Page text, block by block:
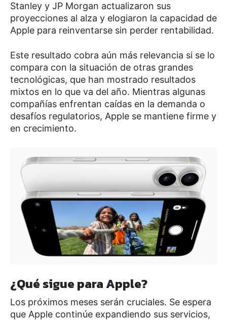
Stanley y JP Morgan actualizaron sus
proyecciones al alza y elogiaron la capacidad de
Apple para reinventarse sin perder rentabilidad.
Este resultado cobra aún más relevancia si se lo
compara con la situación de otras grandes
tecnológicas, que han mostrado resultados
mixtos en lo que va del año. Mientras algunas
compañías enfrentan caídas en la demanda o
desafíos regulatorios, Apple se mantiene firme y
en crecimiento.
¿Qué sigue para Apple?
Los próximos meses serán cruciales. Se espera
que Apple continúe expandiendo sus servicios,